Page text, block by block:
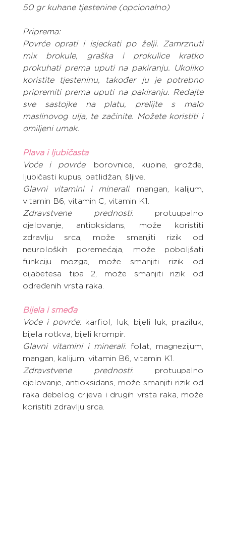
50 gr kuhane tjestenine (opcionalno)
Priprema:
Povrće oprati i isjeckati po želji. Zamrznuti
mix brokule, graška i prokulice kratko
prokuhati prema uputi na pakiranju. Ukoliko
koristite tjesteninu, također ju je potrebno
pripremiti prema uputi na pakiranju. Redajte
sve sastojke na platu, prelijte s malo
maslinovog ulja, te začinite. Možete koristiti i
omiljeni umak.
Plava i ljubičasta
Voće i povrće: borovnice, kupine, grožđe,
ljubičasti kupus, patlidžan, šljive.
Glavni vitamini i minerali: mangan, kalijum,
vitamin B6, vitamin C, vitamin K1.
Zdravstvene prednosti: protuupalno
djelovanje, antioksidans, može koristiti
zdravlju srca, može smanjiti rizik od
neuroloških poremećaja, može poboljšati
funkciju mozga, može smanjiti rizik od
dijabetesa tipa 2, može smanjiti rizik od
određenih vrsta raka.
Bijela i smeđa
Voće i povrće: karfiol, luk, bijeli luk, praziluk,
bijela rotkva, bijeli krompir.
Glavni vitamini i minerali: folat, magnezijum,
mangan, kalijum, vitamin B6, vitamin K1.
Zdravstvene prednosti: protuupalno
djelovanje, antioksidans, može smanjiti rizik od
raka debelog crijeva i drugih vrsta raka, može
koristiti zdravlju srca.